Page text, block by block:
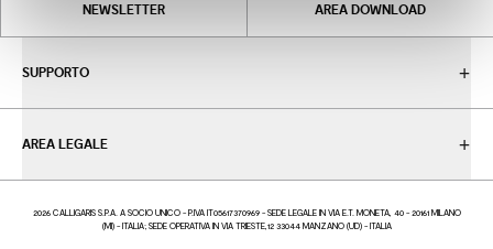
NEWSLETTER AREA DOWNLOAD
SUPPORTO
AREA LEGALE
2026 CALLIGARIS S.P.A. A SOCIO UNICO - P.IVA IT05617370969 - SEDE LEGALE IN VIA E.T. MONETA, 40 - 20161 MILANO
(MI) - ITALIA; SEDE OPERATIVA IN VIA TRIESTE,12 33044 MANZANO (UD) - ITALIA